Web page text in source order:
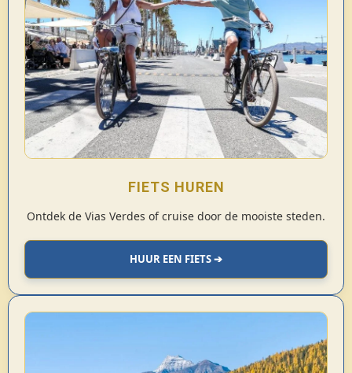
FIETS HUREN
Ontdek de Vias Verdes of cruise door de mooiste steden.
HUUR EEN FIETS ➔